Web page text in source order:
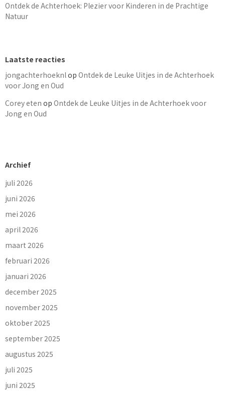
Ontdek de Achterhoek: Plezier voor Kinderen in de Prachtige
Natuur
Laatste reacties
jongachterhoeknlop Ontdek de Leuke Uitjes in de Achterhoek
voor Jong en Oud
Corey eten op Ontdek de Leuke Uitjes in de Achterhoek voor
Jong en Oud
Archief
juli 2026
juni 2026
mei 2026
april 2026
maart 2026
februari 2026
januari 2026
december 2025
november 2025
oktober 2025
september 2025
augustus 2025
juli 2025
juni 2025